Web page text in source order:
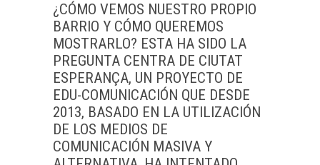
¿CÓMO VEMOS NUESTRO PROPIO
BARRIO Y CÓMO QUEREMOS
MOSTRARLO? ESTA HA SIDO LA
PREGUNTA CENTRA DE CIUTAT
ESPERANÇA, UN PROYECTO DE
EDU-COMUNICACIÓN QUE DESDE
2013, BASADO EN LA UTILIZACIÓN
DE LOS MEDIOS DE
COMUNICACIÓN MASIVA Y